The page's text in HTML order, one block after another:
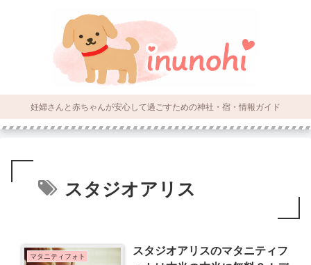
妊婦さんと赤ちゃんが安心して過ごすための神社・宿・情報ガイド
スタジオアリス
マタニティフォト
スタジオアリスのマタニティフ